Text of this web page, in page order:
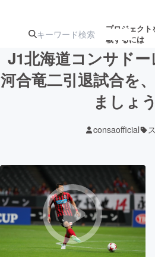
プロジェクト
載するには
注目の新着プロ 募
テクノロジー・ガジェット
映像・映画
J1北海道コンサドー
河合竜二引退試合を
ましょ
consaofficial